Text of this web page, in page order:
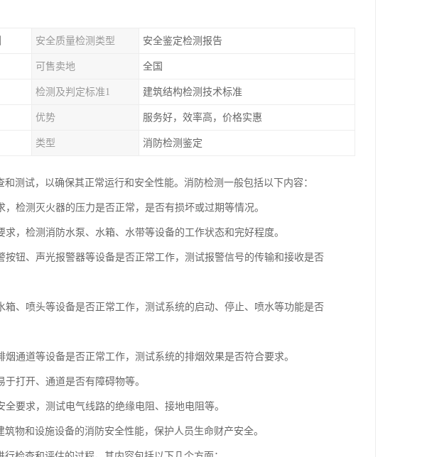
安全质量检测类型 安全鉴定检测报告
可售卖地 全国
检测及判定标准1 建筑结构检测技术标准
优势 服务好，效率高，价格实惠
类型 消防检测鉴定
测试，以确保其正常运行和安全性能。消防检测一般包括以下内容：
检测灭火器的压力是否正常，是否有损坏或过期等情况。
，检测消防水泵、水箱、水带等设备的工作状态和完好程度。
钮、声光报警器等设备是否正常工作，测试报警信号的传输和接收是否
、喷头等设备是否正常工作，测试系统的启动、停止、喷水等功能是否
通道等设备是否正常工作，测试系统的排烟效果是否符合要求。
打开、通道是否有障碍物等。
要求，测试电气线路的绝缘电阻、接地电阻等。
物和设施设备的消防安全性能，保护人员生命财产安全。